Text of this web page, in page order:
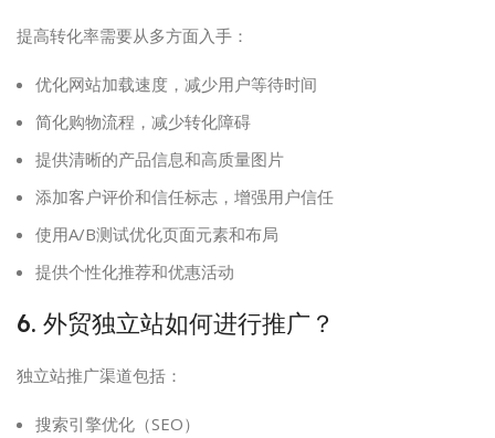
提高转化率需要从多方面入手：
优化网站加载速度，减少用户等待时间
简化购物流程，减少转化障碍
提供清晰的产品信息和高质量图片
添加客户评价和信任标志，增强用户信任
使用A/B测试优化页面元素和布局
提供个性化推荐和优惠活动
6. 外贸独立站如何进行推广？
独立站推广渠道包括：
搜索引擎优化（SEO）